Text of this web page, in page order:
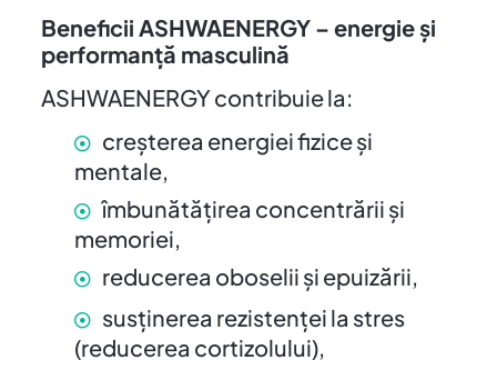
Beneficii ASHWAENERGY – energie și
performanță masculină
ASHWAENERGY contribuie la:
creșterea energiei fizice și
mentale,
îmbunătățirea concentrării și
memoriei,
reducerea oboselii și epuizării,
susținerea rezistenței la stres
(reducerea cortizolului),